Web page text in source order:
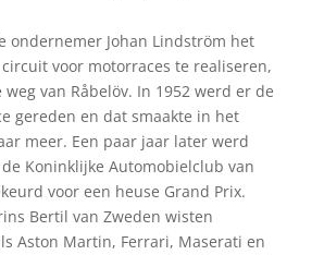
ondernemer Johan Lindström het
voor motorraces te realiseren,
van Råbelöv. In 1952 werd er de
gereden en dat smaakte in het
meer. Een paar jaar later werd
Koninklijke Automobielclub van
voor een heuse Grand Prix.
Bertil van Zweden wisten
Aston Martin, Ferrari, Maserati en